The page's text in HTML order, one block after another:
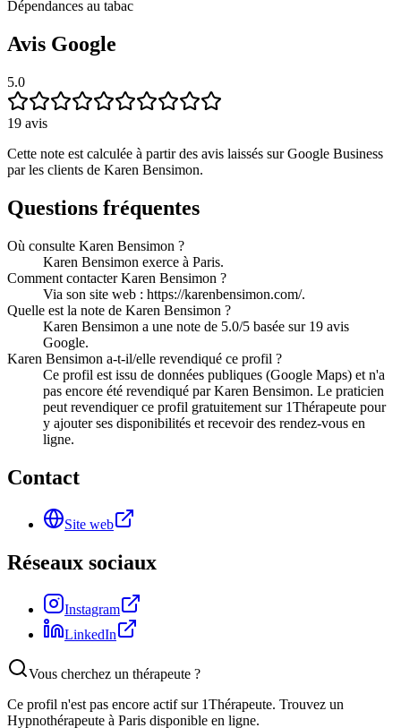
Dépendances au tabac
Avis Google
5.0
19 avis
Cette note est calculée à partir des avis laissés sur Google Business
par les clients de Karen Bensimon.
Questions fréquentes
Où consulte Karen Bensimon ?
Karen Bensimon exerce à Paris.
Comment contacter Karen Bensimon ?
Via son site web : https://karenbensimon.com/.
Quelle est la note de Karen Bensimon ?
Karen Bensimon a une note de 5.0/5 basée sur 19 avis
Google.
Karen Bensimon a-t-il/elle revendiqué ce profil ?
Ce profil est issu de données publiques (Google Maps) et n'a
pas encore été revendiqué par Karen Bensimon. Le praticien
peut revendiquer ce profil gratuitement sur 1Thérapeute pour
y ajouter ses disponibilités et recevoir des rendez-vous en
ligne.
Contact
Site web
Réseaux sociaux
Instagram
LinkedIn
Vous cherchez un thérapeute ?
Ce profil n'est pas encore actif sur 1Thérapeute. Trouvez un
Hypnothérapeute à Paris disponible en ligne.